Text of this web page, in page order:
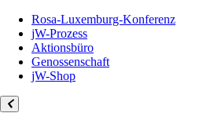
Rosa-Luxemburg-Konferenz
jW-Prozess
Aktionsbüro
Genossenschaft
jW-Shop